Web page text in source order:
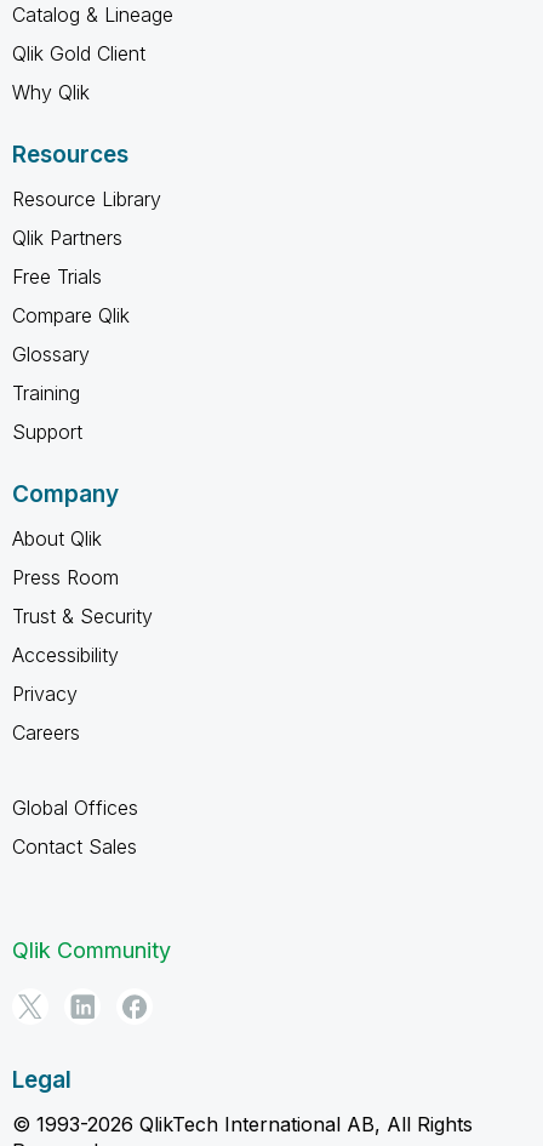
Catalog & Lineage
Qlik Gold Client
Why Qlik
Resources
Resource Library
Qlik Partners
Free Trials
Compare Qlik
Glossary
Training
Support
Company
About Qlik
Press Room
Trust & Security
Accessibility
Privacy
Careers
Global Offices
Contact Sales
Qlik Community
Legal
© 1993-2026 QlikTech International AB, All Rights